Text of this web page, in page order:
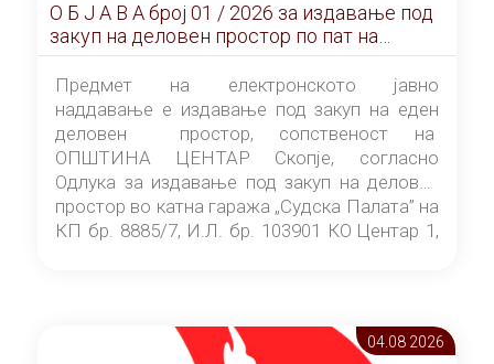
О Б Ј А В А брoj 01 / 2026 за издавање под
закуп на деловен простор по пат на
ЕЛЕКТРОНСКО ЈАВНО НАДДАВАЊЕ
Предмет на електронското јавно
наддавање е издавање под закуп на еден
деловен простор, сопственост на
ОПШТИНА ЦЕНТАР Скопје, согласно
Одлука за издавање под закуп на деловен
простор во катна гаража „Судска Палата” на
КП бр. 8885/7, И.Л. бр. 103901 КО Центар 1,
Скопје” број 9/2026), за времетраење од 3
(три) години од денот на потпишувањето на
04.08 2026